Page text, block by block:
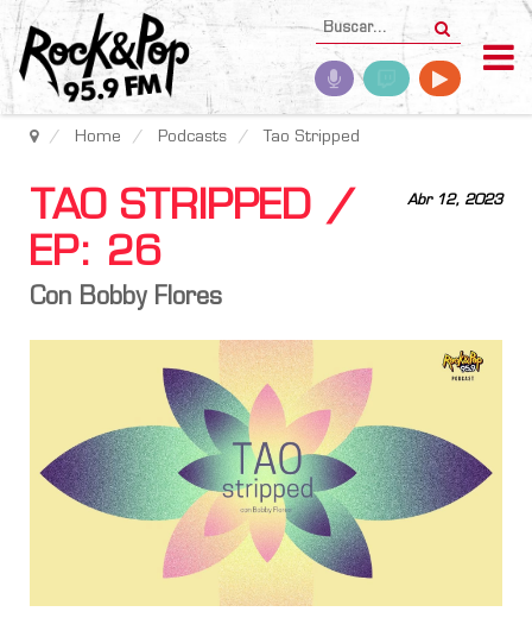
Home Podcasts Tao Stripped
Abr 12, 2023
TAO STRIPPED /
EP: 26
Con Bobby Flores